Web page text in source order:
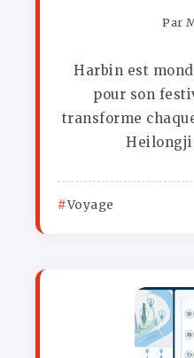
Par
Harbin est
pour son
transforme
Voyage